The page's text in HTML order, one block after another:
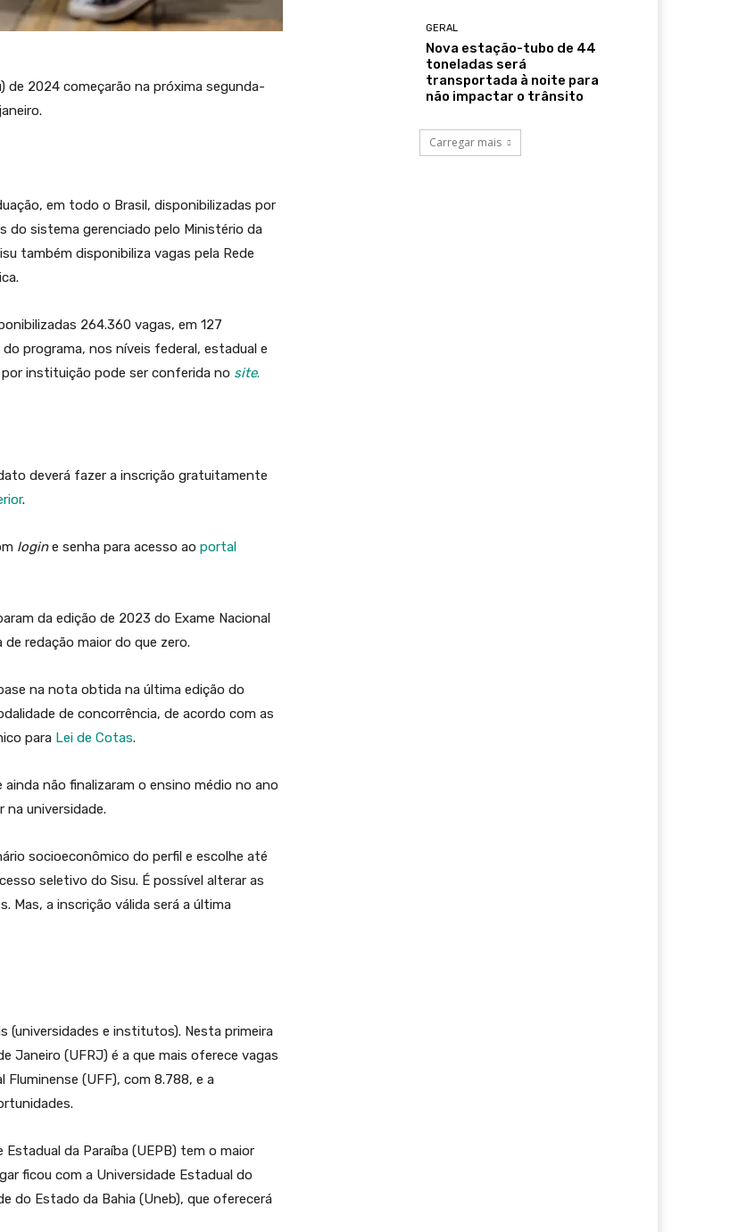
de 2024 começarão na próxima segunda-
em todo o Brasil, disponibilizadas por
do sistema gerenciado pelo Ministério da
também disponibiliza vagas pela Rede
264.360 vagas, em 127
programa, nos níveis federal, estadual e
instituição pode ser conferida no site.
deverá fazer a inscrição gratuitamente
.
logine senha para acesso ao portal
da edição de 2023 do Exame Nacional
redação maior do que zero.
na nota obtida na última edição do
de concorrência, de acordo com as
para Lei de Cotas.
não finalizaram o ensino médio no ano
na universidade.
socioeconômico do perfil e escolhe até
seletivo do Sisu. É possível alterar as
Mas, a inscrição válida será a última
(universidades e institutos). Nesta primeira
Janeiro (UFRJ) é a que mais oferece vagas
Fluminense (UFF), com 8.788, e a
da Paraíba (UEPB) tem o maior
ficou com a Universidade Estadual do
do Estado da Bahia (Uneb), que oferecerá
GERAL
Nova estação-tubo de 44
toneladas será
transportada à noite para
não impactar o trânsito
Carregar mais